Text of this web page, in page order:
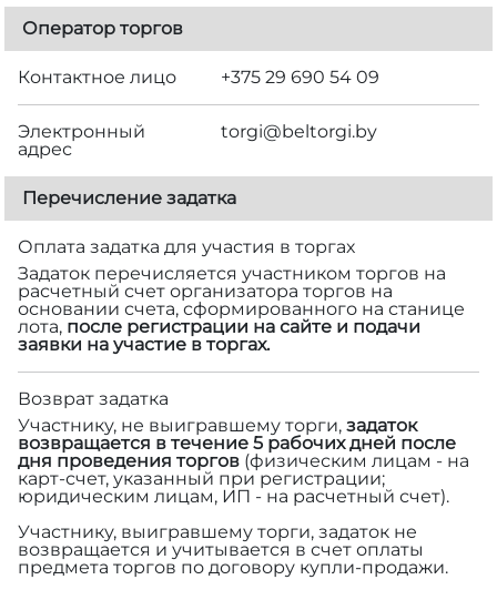
Оператор торгов
Контактное лицо +375 29 690 54 09
Электронный
адрес
torgi@beltorgi.by
Перечисление задатка
Оплата задатка для участия в торгах
Задаток перечисляется участником торгов на
расчетный счет организатора торгов на
основании счета, сформированного на станице
лота, после регистрации на сайте и подачи
заявки на участие в торгах.
Возврат задатка
Участнику, не выигравшему торги, задаток
возвращается в течение 5 рабочих дней после
дня проведения торгов (физическим лицам - на
карт-счет, указанный при регистрации;
юридическим лицам, ИП - на расчетный счет).
Участнику, выигравшему торги, задаток не
возвращается и учитывается в счет оплаты
предмета торгов по договору купли-продажи.